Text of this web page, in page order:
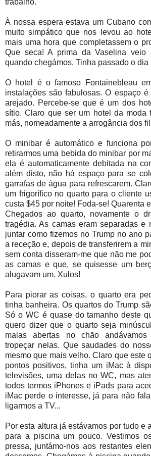
À nossa espera estava um Cubano
muito simpático que nos levou ao
mais uma hora que completassem o
Que seca! A prima da Vaselina veio
quando chegámos. Tinha passado o dia
O hotel é o famoso Fontainebleau
instalações são fabulosas. O espaço
arejado. Percebe-se que é um dos
sítio. Claro que ser um hotel da moda
más, nomeadamente a arrogância dos
O minibar é automático e funciona
retirarmos uma bebida do minibar por
ela é automaticamente debitada na
além disto, não há espaço para se
garrafas de água para refrescarem.
um frigorífico no quarto para o cliente
custa $45 por noite! Foda-se! Quarenta
Chegados ao quarto, novamente o
tragédia. As camas eram separadas e
juntar como fizemos no Trump no ano
a receção e, depois de transferirem a
sem conta disseram-me que não me
as camas e que, se quisesse um
alugavam um. Xulos!
Para piorar as coisas, o quarto era
tinha banheira. Os quartos do Trump
Só o WC é quase do tamanho deste
quero dizer que o quarto seja
malas abertas no chão andávamos
tropeçar nelas. Que saudades do
mesmo que mais velho. Claro que este
pontos positivos, tinha um iMac à
televisões, uma delas no WC, mas
todos termos iPhones e iPads para
iMac perde o interesse, já para não
ligarmos a TV...
Por esta altura já estávamos por tudo e
para a piscina um pouco. Vestimos
pressa, juntámo-nos aos restantes